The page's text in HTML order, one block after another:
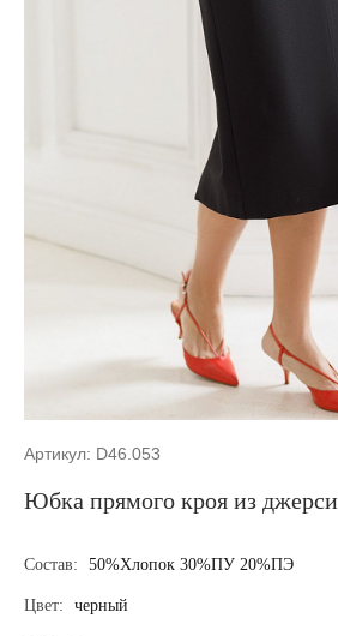
Артикул: D46.053
Юбка прямого кроя из джерси
Состав: 50%Хлопок 30%ПУ 20%ПЭ
Цвет: черный